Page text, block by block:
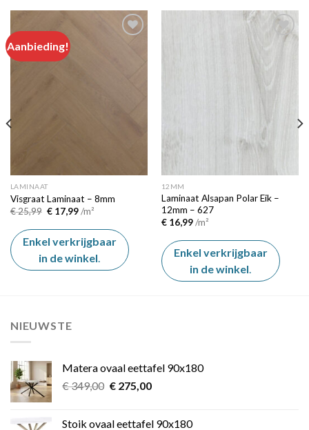
Aanbieding!
LAMINAAT
Visgraat Laminaat – 8mm
€25,99 Oorspronkelijke
was:
€ 25,99.
€17,99Huidige
is:
€ 17,99.
/m²
Enkel verkrijgbaar
in de winkel.
12MM
Laminaat Alsapan Polar Eik –
12mm – 627
€16,99/m²
Enkel verkrijgbaar
in de winkel.
NIEUWSTE
Matera ovaal eettafel 90x180
€349,00 Oorspronkelijke
€275,00Huidige
Stoik ovaal eettafel 90x180